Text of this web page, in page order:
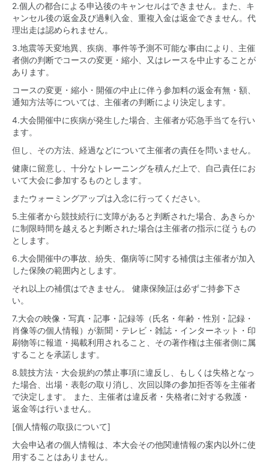
2.個人の都合による申込後のキャンセルはできません。また、キ
ャンセル後の返金及び過剰入金、重複入金は返金できません。代
理出走は認められません。
3.地震等天変地異、疾病、事件等予測不可能な事由により、主催
者側の判断でコースの変更・縮小、又はレースを中止することが
あります。
コースの変更・縮小・開催の中止に伴う参加料の返金有無・額、
通知方法等については、主催者の判断により決定します。
4.大会開催中に疾病が発生した場合、主催者が応急手当てを行い
ます。
但し、その方法、経過などについて主催者の責任を問いません。
健康に留意し、十分なトレーニングを積んだ上で、自己責任にお
いて大会に参加するものとします。
またウォーミングアップは入念に行ってください。
5.主催者から競技続行に支障があると判断された場合、あきらか
に制限時間を越えると判断された場合は主催者の指示に従うもの
とします。
6.大会開催中の事故、紛失、傷病等に関する補償は主催者が加入
した保険の範囲内とします。
それ以上の補償はできません。 健康保険証は必ずご持参下さ
い。
7.大会の映像・写真・記事・記録等（氏名・年齢・性別・記録・
肖像等の個人情報）が新聞・テレビ・雑誌・インターネット・印
刷物等に報道・掲載利用されること、その著作権は主催者側に属
することを承諾します。
8.競技方法・大会規約の禁止事項に違反し、もしくは失格となっ
た場合、出場・表彰の取り消し、次回以降の参加拒否等を主催者
で決定します。 また、主催者は違反者・失格者に対する救護・
返金等は行いません。
[個人情報の取扱について]
大会申込者の個人情報は、本大会その他関連情報の案内以外に使
用することはありません。